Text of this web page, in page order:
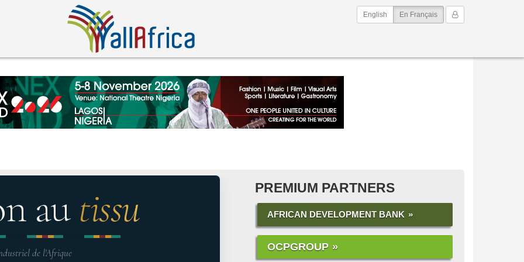
Mon Compte
English En Français(current)
au tissu
de l'Afrique
PREMIUM PARTNERS
AFRICAN DEVELOPMENT BANK
OCPGROUP